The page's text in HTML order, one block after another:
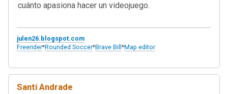
cuánto apasiona hacer un videojuego.
julen26.blogspot.com
Freerider*Rounded Soccer*Brave Bill *Map editor
Santi Andrade